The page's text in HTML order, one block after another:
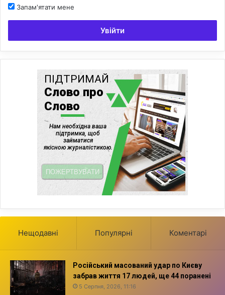
Запам'ятати мене
Увійти
Нещодавні Популярні Коментарі
Російський масований удар по Києву
забрав життя 17 людей, ще 44 поранені
5 Серпня, 2026, 11:16